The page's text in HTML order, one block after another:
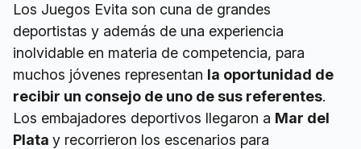
Los Juegos Evita son cuna de grandes
deportistas y además de una experiencia
inolvidable en materia de competencia, para
muchos jóvenes representan la oportunidad de
recibir un consejo de uno de sus referentes.
Los embajadores deportivos llegaron a Mar del
Plata y recorrieron los escenarios para